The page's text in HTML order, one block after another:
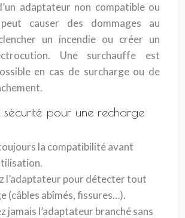
adaptateur non compatible ou
causer des dommages au
un incendie ou créer un
Une surchauffe est
en cas de surcharge ou de
sécurité pour une recharge
la compatibilité avant
l’adaptateur pour détecter tout
(câbles abîmés, fissures…).
jamais l’adaptateur branché sans